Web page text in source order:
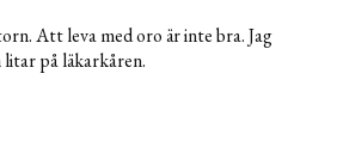
Att leva med oro är inte bra. Jag
på läkarkåren.